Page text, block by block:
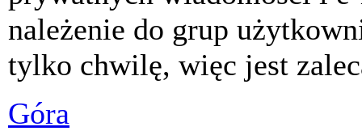
należenie do grup
tylko chwilę, więc jest
Góra